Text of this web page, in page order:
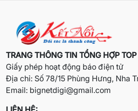
TRANG THÔNG TIN TỔNG HỢP
Giấy phép hoạt động báo điện tử
Địa chỉ: Số 78/15 Phùng Hưng, Nha
Email: bignetdigi@gmail.com